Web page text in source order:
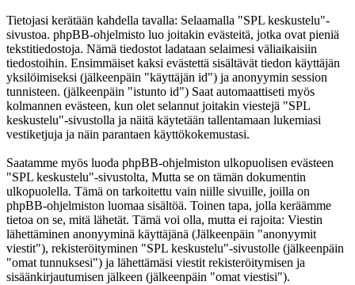
Tietojasi kerätään kahdella tavalla: Selaamalla "SPL keskustelu"-
sivustoa. phpBB-ohjelmisto luo joitakin evästeitä, jotka ovat pieniä
tekstitiedostoja. Nämä tiedostot ladataan selaimesi väliaikaisiin
tiedostoihin. Ensimmäiset kaksi evästettä sisältävät tiedon käyttäjän
yksilöimiseksi (jälkeenpäin "käyttäjän id") ja anonyymin session
tunnisteen. (jälkeenpäin "istunto id") Saat automaattiseti myös
kolmannen evästeen, kun olet selannut joitakin viestejä "SPL
keskustelu"-sivustolla ja näitä käytetään tallentamaan lukemiasi
vestiketjuja ja näin parantaen käyttökokemustasi.
Saatamme myös luoda phpBB-ohjelmiston ulkopuolisen evästeen
"SPL keskustelu"-sivustolta, Mutta se on tämän dokumentin
ulkopuolella. Tämä on tarkoitettu vain niille sivuille, joilla on
phpBB-ohjelmiston luomaa sisältöä. Toinen tapa, jolla keräämme
tietoa on se, mitä lähetät. Tämä voi olla, mutta ei rajoita: Viestin
lähettäminen anonyyminä käyttäjänä (Jälkeenpäin "anonyymit
viestit"), rekisteröityminen "SPL keskustelu"-sivustolle (jälkeenpäin
"omat tunnuksesi") ja lähettämäsi viestit rekisteröitymisen ja
sisäänkirjautumisen jälkeen (jälkeenpäin "omat viestisi").